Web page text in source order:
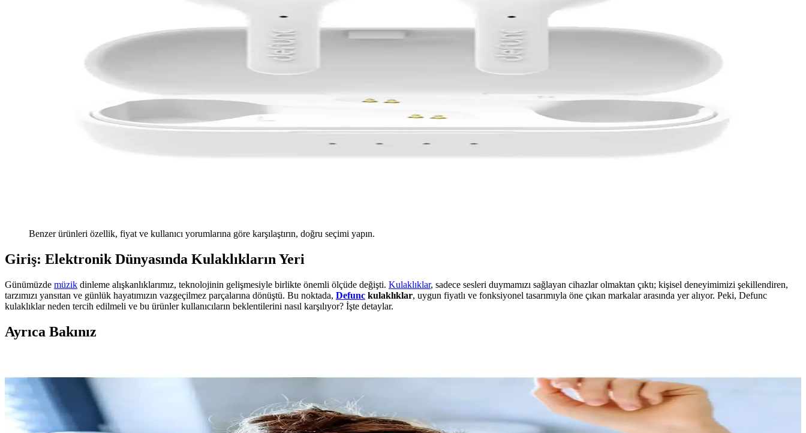
Benzer ürünleri özellik, fiyat ve kullanıcı yorumlarına göre karşılaştırın, doğru seçimi yapın.
Giriş: Elektronik Dünyasında Kulaklıkların Yeri
Günümüzde müzik dinleme alışkanlıklarımız, teknolojinin gelişmesiyle birlikte önemli ölçüde değişti. Kulaklıklar, sadece sesleri duymamızı sağlayan cihazlar olmaktan çıktı; kişisel deneyimimizi şekillendiren,
tarzımızı yansıtan ve günlük hayatımızın vazgeçilmez parçalarına dönüştü. Bu noktada, Defunc kulaklıklar, uygun fiyatlı ve fonksiyonel tasarımıyla öne çıkan markalar arasında yer alıyor. Peki, Defunc
kulaklıklar neden tercih edilmeli ve bu ürünler kullanıcıların beklentilerini nasıl karşılıyor? İşte detaylar.
Ayrıca Bakınız
Günümüzde kablosuz kulaklıklar, teknolojinin gelişmesiyle iletişim ve eğlence alanında öne çıkıyor. Taotronics SoundSurge 85, yüksek ses kalitesi ve konforuyla dikkat çekiyor.
Kulaklık Pedleri Karşılaştırması: Konfor ve Performans İçin En İyi Seçenekler